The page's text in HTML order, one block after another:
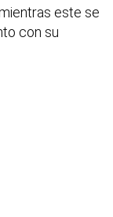
este se
con su